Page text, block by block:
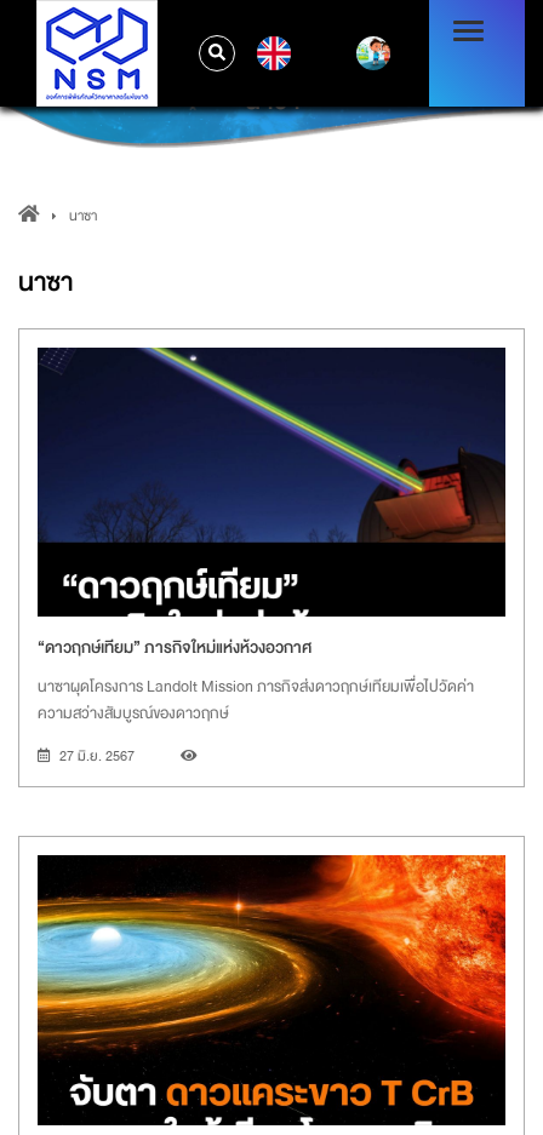
นาซา
นาซา
นาซา
“ดาวฤกษ์เทียม” ภารกิจใหม่แห่งห้วงอวกาศ
นาซาผุดโครงการ Landolt Mission ภารกิจส่งดาวฤกษ์เทียมเพื่อไปวัดค่า
ความสว่างสัมบูรณ์ของดาวฤกษ์
27 มิ.ย. 2567